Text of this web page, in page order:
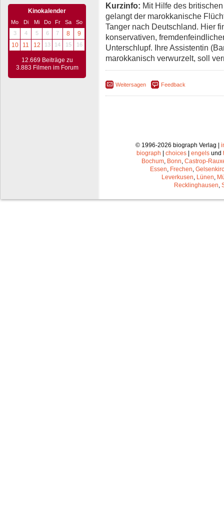
Kinokalender
Mo Di Mi Do Fr Sa
So
3
4 5 6 7 8
9
10
11 12 13 14 15 16
12.669 Beiträge zu
3.883 Filmen im Forum
Kurzinfo: Mit Hilfe des
gelangt der marokkanische
Tanger nach Deutschland. Hier
konservativen,
Unterschlupf. Ihre Assistentin
marokkanisch verwurzelt, soll
Weitersagen Feedback
© 1996-2026 biograph Verlag |
biograph | choices | engels und
Bochum Bonn Castrop-
Essen Frechen
Leverkusen Lünen
Recklinghausen